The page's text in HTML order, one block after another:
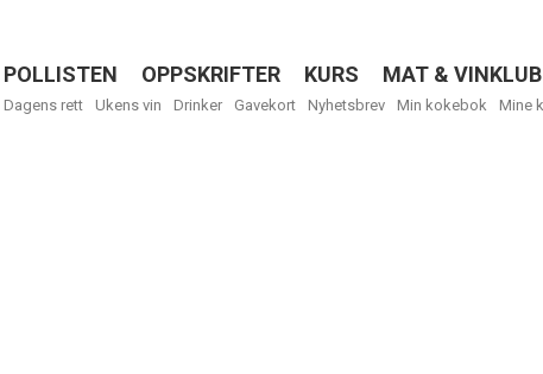
Menu
POLLISTEN OPPSKRIFTER KURS MAT &
Dagens rett Ukens vin Drinker Gavekort Nyhetsbrev Min kokebok Mine